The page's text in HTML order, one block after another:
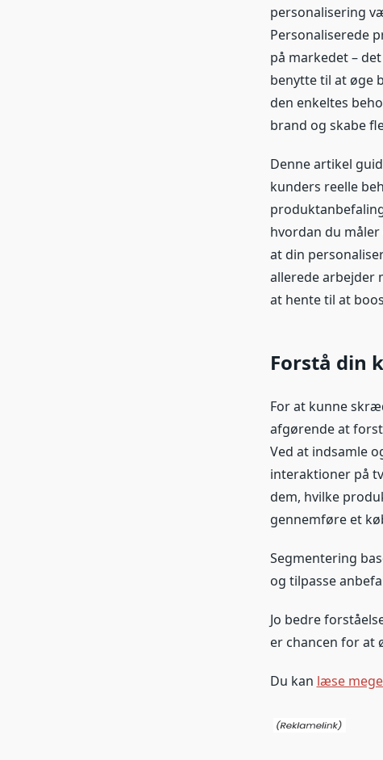
personalisering
Personaliserede
på markedet –
benytte til at øge
den enkeltes
brand og skabe
Denne artikel
kunders reelle
hvordan du
at din
allerede arbejder
at hente til at
Forstå din
For at kunne
afgørende at
Ved at indsamle
interaktioner på
dem, hvilke
gennemføre et
Segmentering
og tilpasse
Jo bedre
er chancen for at
Du kan læse